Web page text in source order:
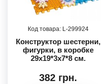
299924
Конструктор шестерни,
фигурки, в коробке
29х19*3х7*8 см.
382 грн.